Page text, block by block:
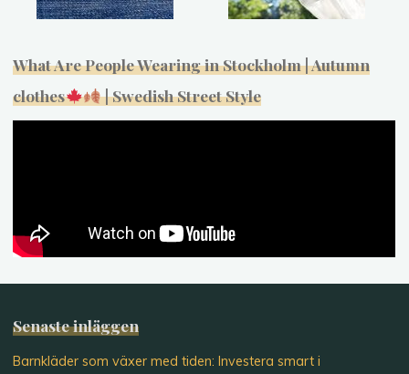
What Are People Wearing in Stockholm | Autumn
clothes
| Swedish Street Style
Senaste inläggen
Barnkläder som växer med tiden: Investera smart i